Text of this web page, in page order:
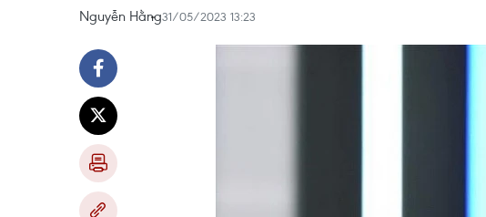
Nguyễn Hằng31/05/2023 13:23